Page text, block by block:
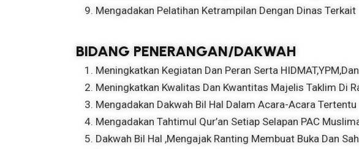
Mengadakan Pelatihan Ketrampilan Dengan Dinas Terkait
BIDANG PENERANGAN/DAKWAH
Meningkatkan Kegiatan Dan Peran Serta
Meningkatkan Kwalitas Dan Kwantitas Majelis Taklim Di
Mengadakan Dakwah Bil Hal Dalam Acara-Acara Tertentu
Mengadakan Tahtimul Qur’an Setiap Selapan PAC
Dakwah Bil Hal ,mengajak Ranting Membuat Buka Dan